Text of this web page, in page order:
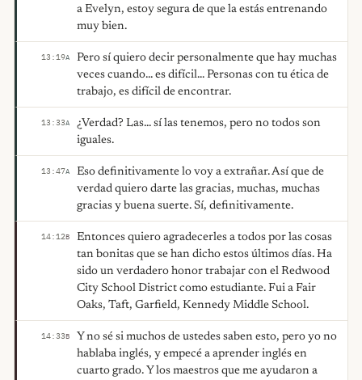
a Evelyn, estoy segura de que la estás entrenando
muy bien.
13:19A
Pero sí quiero decir personalmente que hay muchas
veces cuando... es difícil... Personas con tu ética de
trabajo, es difícil de encontrar.
13:33A
¿Verdad? Las... sí las tenemos, pero no todos son
iguales.
13:47A
Eso definitivamente lo voy a extrañar. Así que de
verdad quiero darte las gracias, muchas, muchas
gracias y buena suerte. Sí, definitivamente.
14:12B
Entonces quiero agradecerles a todos por las cosas
tan bonitas que se han dicho estos últimos días. Ha
sido un verdadero honor trabajar con el Redwood
City School District como estudiante. Fui a Fair
Oaks, Taft, Garfield, Kennedy Middle School.
14:33B
Y no sé si muchos de ustedes saben esto, pero yo no
hablaba inglés, y empecé a aprender inglés en
cuarto grado. Y los maestros que me ayudaron a